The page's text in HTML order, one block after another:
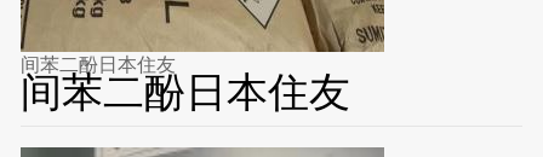
间苯二酚日本住友
间苯二酚日本住友